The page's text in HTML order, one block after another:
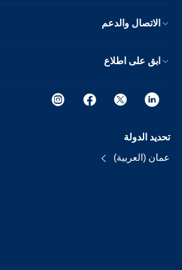
الاتصال والدعم
ابق على اطلاع
تحديد الدولة
عمان (العربية)